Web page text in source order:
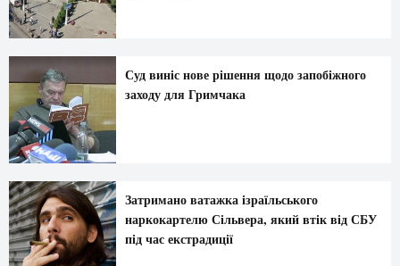
Суд виніс нове рішення щодо запобіжного
заходу для Гримчака
Затримано ватажка ізраїльського
наркокартелю Сільвера, який втік від СБУ
під час екстрадиції